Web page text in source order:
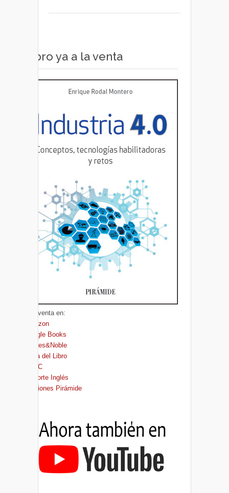
Libro ya a la venta
A la venta en:
Amazon
Google Books
Barnes&Noble
Casa del Libro
FNAC
El Corte Inglés
Ediciones Pirámide